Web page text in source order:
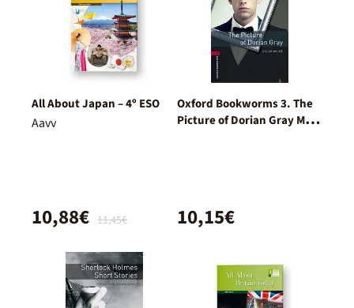
All About Japan – 4º ESO
Aavv
11,45€
10,88€
Oxford Bookworms 3. The
Picture of Dorian Gray MP3
10,15€